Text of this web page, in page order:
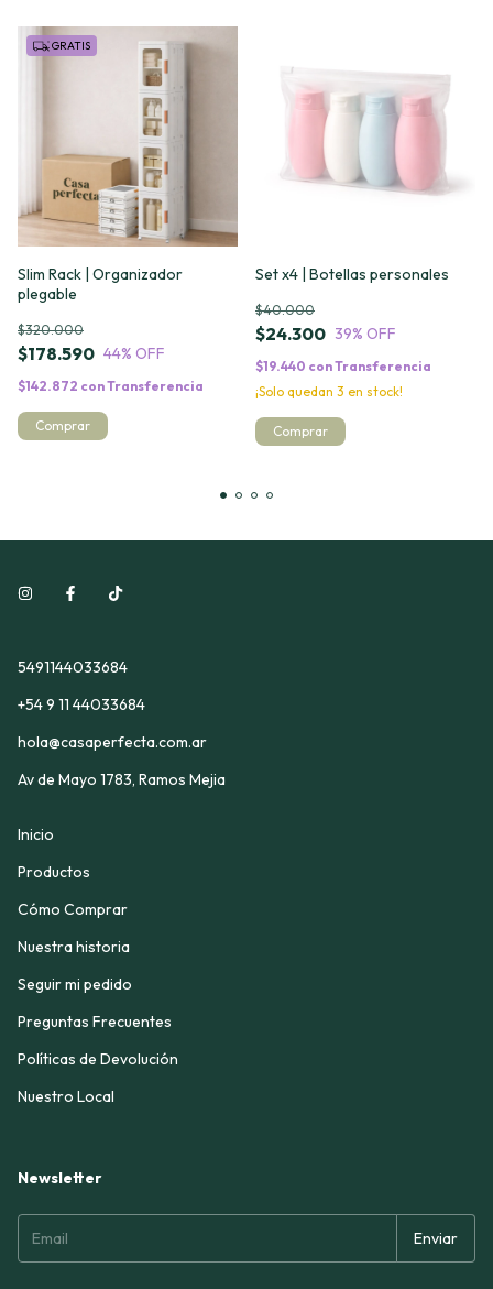
GRATIS
Slim Rack | Organizador
plegable
$178.590
$320.000
44% OFF
$142.872 conTransferencia
Set x4 | Botellas personales
$24.300
$40.000
39% OFF
$19.440 conTransferencia
¡Solo quedan 3 en stock!
5491144033684
+54 9 11 44033684
hola@casaperfecta.com.ar
Av de Mayo 1783, Ramos Mejia
Inicio
Productos
Cómo Comprar
Nuestra historia
Seguir mi pedido
Preguntas Frecuentes
Políticas de Devolución
Nuestro Local
Newsletter